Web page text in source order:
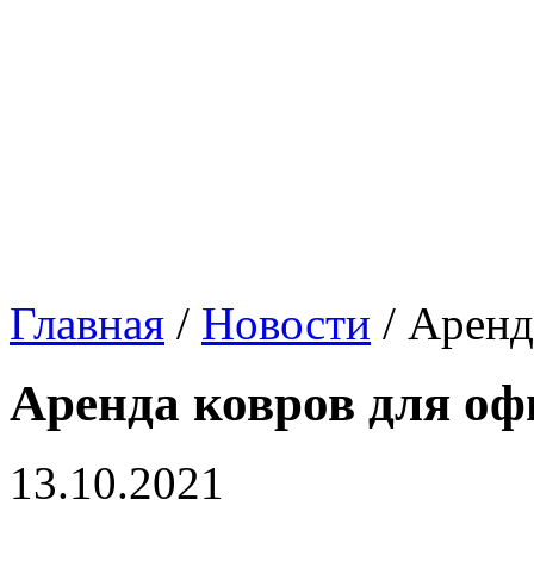
Главная / Новости /
Аренда ковров для
13.10.2021